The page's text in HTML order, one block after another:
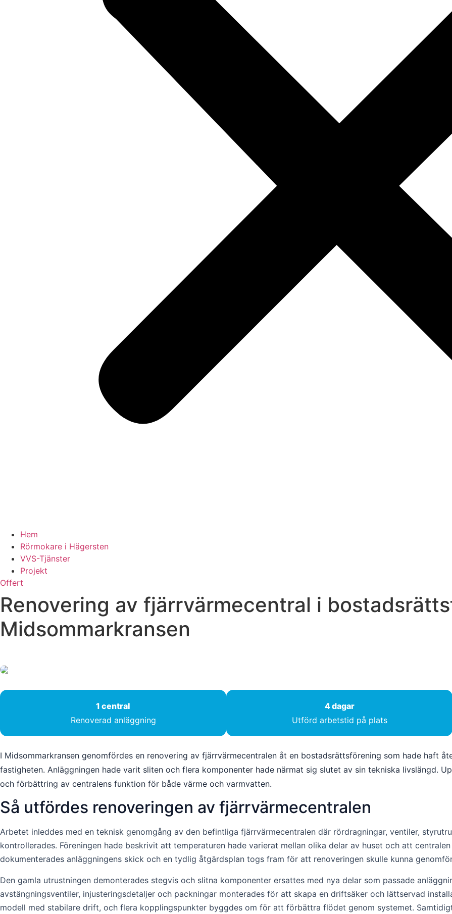
Hem
Rörmokare i Hägersten
VVS-Tjänster
Projekt
Offert
Renovering av fjärrvärmecentral i
Midsommarkransen
1 central
Renoverad anläggning
4 dagar
Utförd arbetstid på plats
I Midsommarkransen genomfördes en renovering av fjärrvärmecentralen åt en bostadsrättsförening som hade haft
fastigheten. Anläggningen hade varit sliten och flera komponenter hade närmat sig slutet av sin tekniska livslängd.
och förbättring av centralens funktion för både värme och varmvatten.
Så utfördes renoveringen av fjärrvärmecentralen
Arbetet inleddes med en teknisk genomgång av den befintliga fjärrvärmecentralen där rördragningar, ventiler,
kontrollerades. Föreningen hade beskrivit att temperaturen hade varierat mellan olika delar av huset och att
dokumenterades anläggningens skick och en tydlig åtgärdsplan togs fram för att renoveringen skulle kunna
Den gamla utrustningen demonterades stegvis och slitna komponenter ersattes med nya delar som passade
avstängningsventiler, injusteringsdetaljer och packningar monterades för att skapa en driftsäker och lättservad
modell med stabilare drift, och flera kopplingspunkter byggdes om för att förbättra flödet genom systemet.